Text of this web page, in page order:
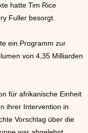
hatte Tim Rice
Fuller besorgt.
ein Programm zur
von 4,35 Milliarden
für afrikanische Einheit
ihrer Intervention in
Vorschlag über die